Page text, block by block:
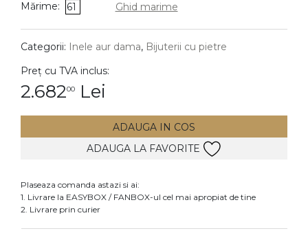
DIAMANTE Vezi toate
Cercei
Accesorii
Mărime: 61 Ghid marime
Categorii: Inele aur dama, Bijuterii cu pietre
Preț cu TVA inclus:
2.68200 Lei
ADAUGA IN COS
ADAUGA LA FAVORITE
Plaseaza comanda astazi si ai:
1. Livrare la EASYBOX / FANBOX-ul cel mai apropiat de tine
2. Livrare prin curier